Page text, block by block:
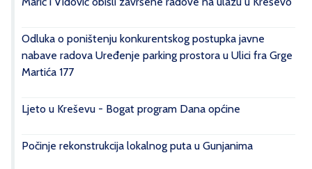
Odluka o poništenju konkurentskog postupka javne
nabave radova Uređenje parking prostora u Ulici fra Grge
Martića 177
Ljeto u Kreševu - Bogat program Dana općine
Počinje rekonstrukcija lokalnog puta u Gunjanima